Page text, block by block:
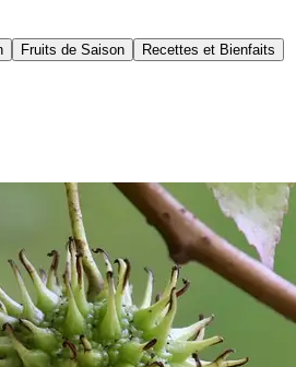
Fruits de Saison
Recettes et Bienfaits